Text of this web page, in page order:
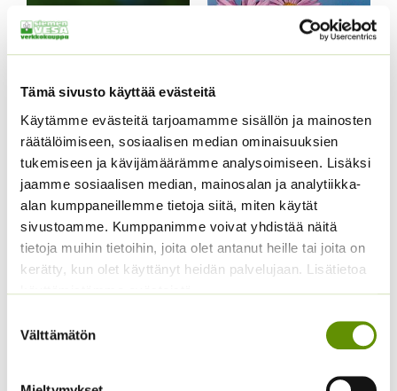
Tämä sivusto käyttää evästeitä
Käytämme evästeitä tarjoamamme sisällön ja mainosten
räätälöimiseen, sosiaalisen median ominaisuuksien
tukemiseen ja kävijämäärämme analysoimiseen. Lisäksi
jaamme sosiaalisen median, mainosalan ja analytiikka-
alan kumppaneillemme tietoja siitä, miten käytät
sivustoamme. Kumppanimme voivat yhdistää näitä
tietoja muihin tietoihin, joita olet antanut heille tai joita on
kerätty, kun olet käyttänyt heidän palvelujaan. Lisätietoa
käyttämistämme evästeistä
valinta
Välttämätön
Loistosädekukka
Arizona Apricot
Alppiasteri Sekoitus
3,00€ – 5,00€Hintaluokka:
3,00 €
5,00 €
Sisältää
arvonlisäveron